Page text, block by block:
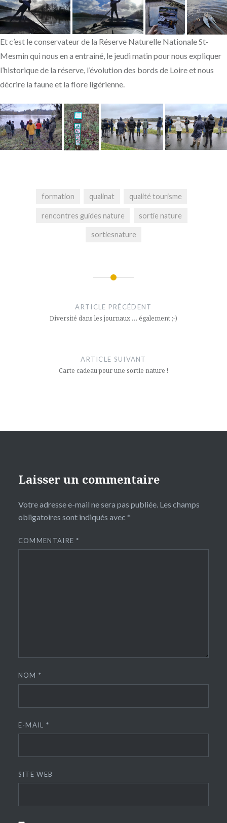
Et c’est le conservateur de la Réserve Naturelle Nationale St-
Mesmin qui nous en a entrainé, le jeudi matin pour nous expliquer
l’historique de la réserve, l’évolution des bords de Loire et nous
décrire la faune et la flore ligérienne.
formation qualinat qualité tourisme
rencontres guides nature sortie nature
sortiesnature
l’article
ARTICLE PRÉCÉDENT
Diversité dans les journaux … également ;-)
ARTICLE SUIVANT
Carte cadeau pour une sortie nature !
Laisser un commentaire
Votre adresse e-mail ne sera pas publiée. Les champs
obligatoires sont indiqués avec *
COMMENTAIRE*
NOM*
E-MAIL *
SITE WEB